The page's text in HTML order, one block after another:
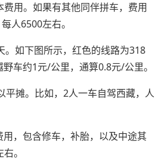
用。如果有其他同伴拼车，费用
人6500左右。
如下图所示，红色的线路为318
车约1元/公里，通算0.8元/公里。
摊。比如，2人一车自驾西藏，人
，包含修车，补胎，以及中途其
。